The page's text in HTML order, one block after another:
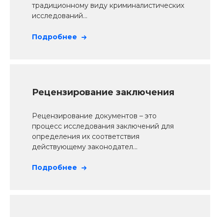
традиционному виду криминалистических
исследований...
Подробнее
Рецензирование заключения
Рецензирование документов – это
процесс исследования заключений для
определения их соответствия
действующему законодател...
Подробнее